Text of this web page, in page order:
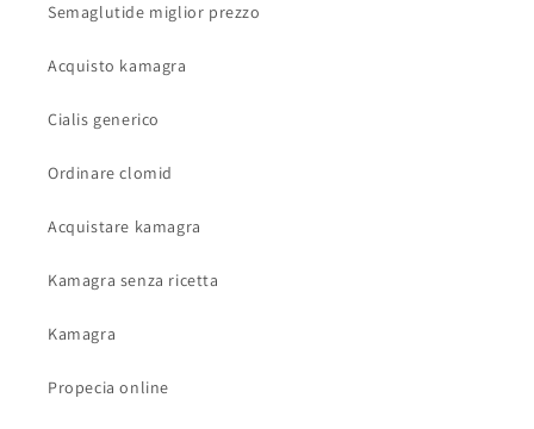
Semaglutide miglior prezzo
Acquisto kamagra
Cialis generico
Ordinare clomid
Acquistare kamagra
Kamagra senza ricetta
Kamagra
Propecia online